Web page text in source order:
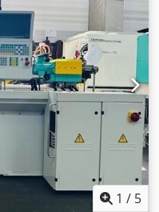
1 / 5